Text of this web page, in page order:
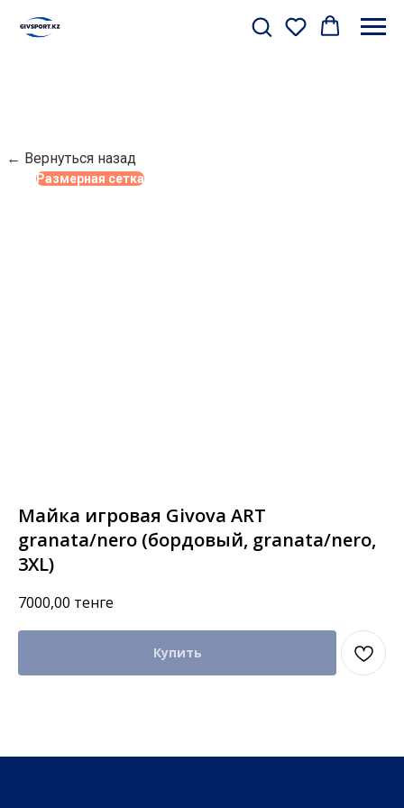
← Вернуться назад
Размерная сетка
Майка игровая Givova ART
granata/nero (бордовый, granata/nero,
3XL)
7000,00 тенге
Купить